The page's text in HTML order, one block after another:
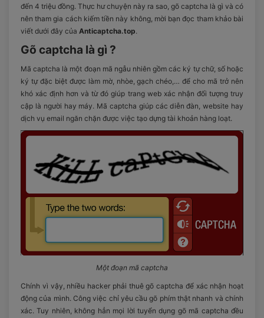
đến 4 triệu đồng. Thực hư chuyện này ra sao, gõ captcha là gì và có
nên tham gia cách kiếm tiền này không, mời bạn đọc tham khảo bài
viết dưới đây của Anticaptcha.top.
Gõ captcha là gì ?
Mã captcha là một đoạn mã ngẫu nhiên gồm các ký tự chữ, số hoặc
ký tự đặc biệt được làm mờ, nhòe, gạch chéo,… để cho mã trở nên
khó xác định hơn và từ đó giúp trang web xác nhận đối tượng truy
cập là người hay máy. Mã captcha giúp các diễn đàn, website hay
dịch vụ email ngăn chặn được việc tạo dựng tài khoản hàng loạt.
Một đoạn mã captcha
Chính vì vậy, nhiều hacker phải thuê gõ captcha để xác nhận hoạt
động của mình. Công việc chỉ yêu cầu gõ phím thật nhanh và chính
xác. Tuy nhiên, không hẳn mọi lời tuyển dụng gõ mã captcha đều